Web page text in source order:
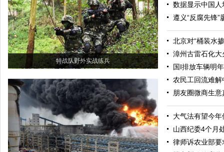
特战队野外实战练兵
数据显示中国
遵义“反腐先锋”
北京对“桶装水
漳州古雷石化
国I排放车辆明
农民工回流难解
朋友圈微商生
大气法有望今
山西纪委4个月
律师诉农业部